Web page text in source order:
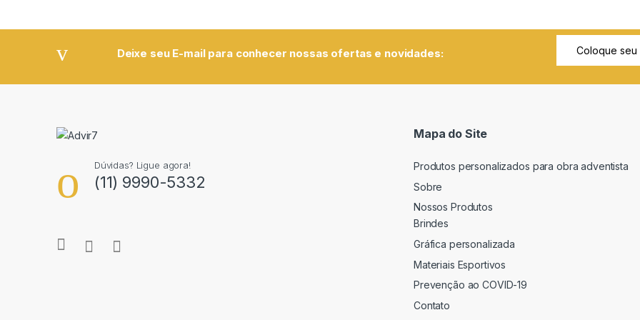
Deixe seu E-mail para conhecer nossas ofertas e novidades:
Dúvidas? Ligue agora!
(11) 9990-5332
Mapa do Site
Produtos personalizados para obra adventista
Sobre
Nossos Produtos
Brindes
Gráfica personalizada
Materiais Esportivos
Prevenção ao COVID-19
Contato